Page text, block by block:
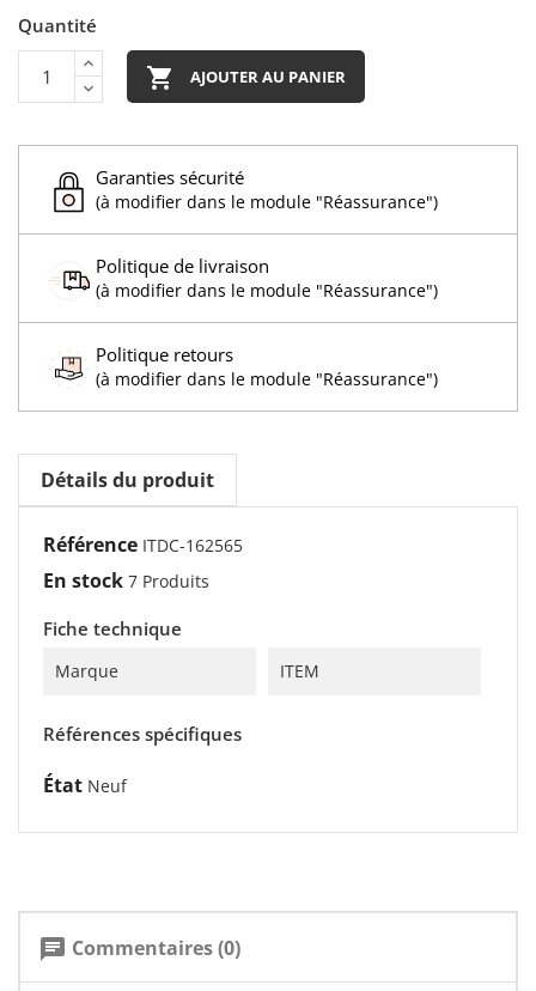
Quantité
 AJOUTER AU PANIER
Garanties sécurité
(à modifier dans le module "Réassurance")
Politique de livraison
(à modifier dans le module "Réassurance")
Politique retours
(à modifier dans le module "Réassurance")
Détails du produit
Référence ITDC-162565
En stock 7 Produits
Fiche technique
Marque ITEM
Références spécifiques
État Neuf
chat Commentaires (0)